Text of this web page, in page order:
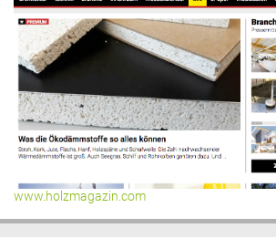
www.holzmagazin.com